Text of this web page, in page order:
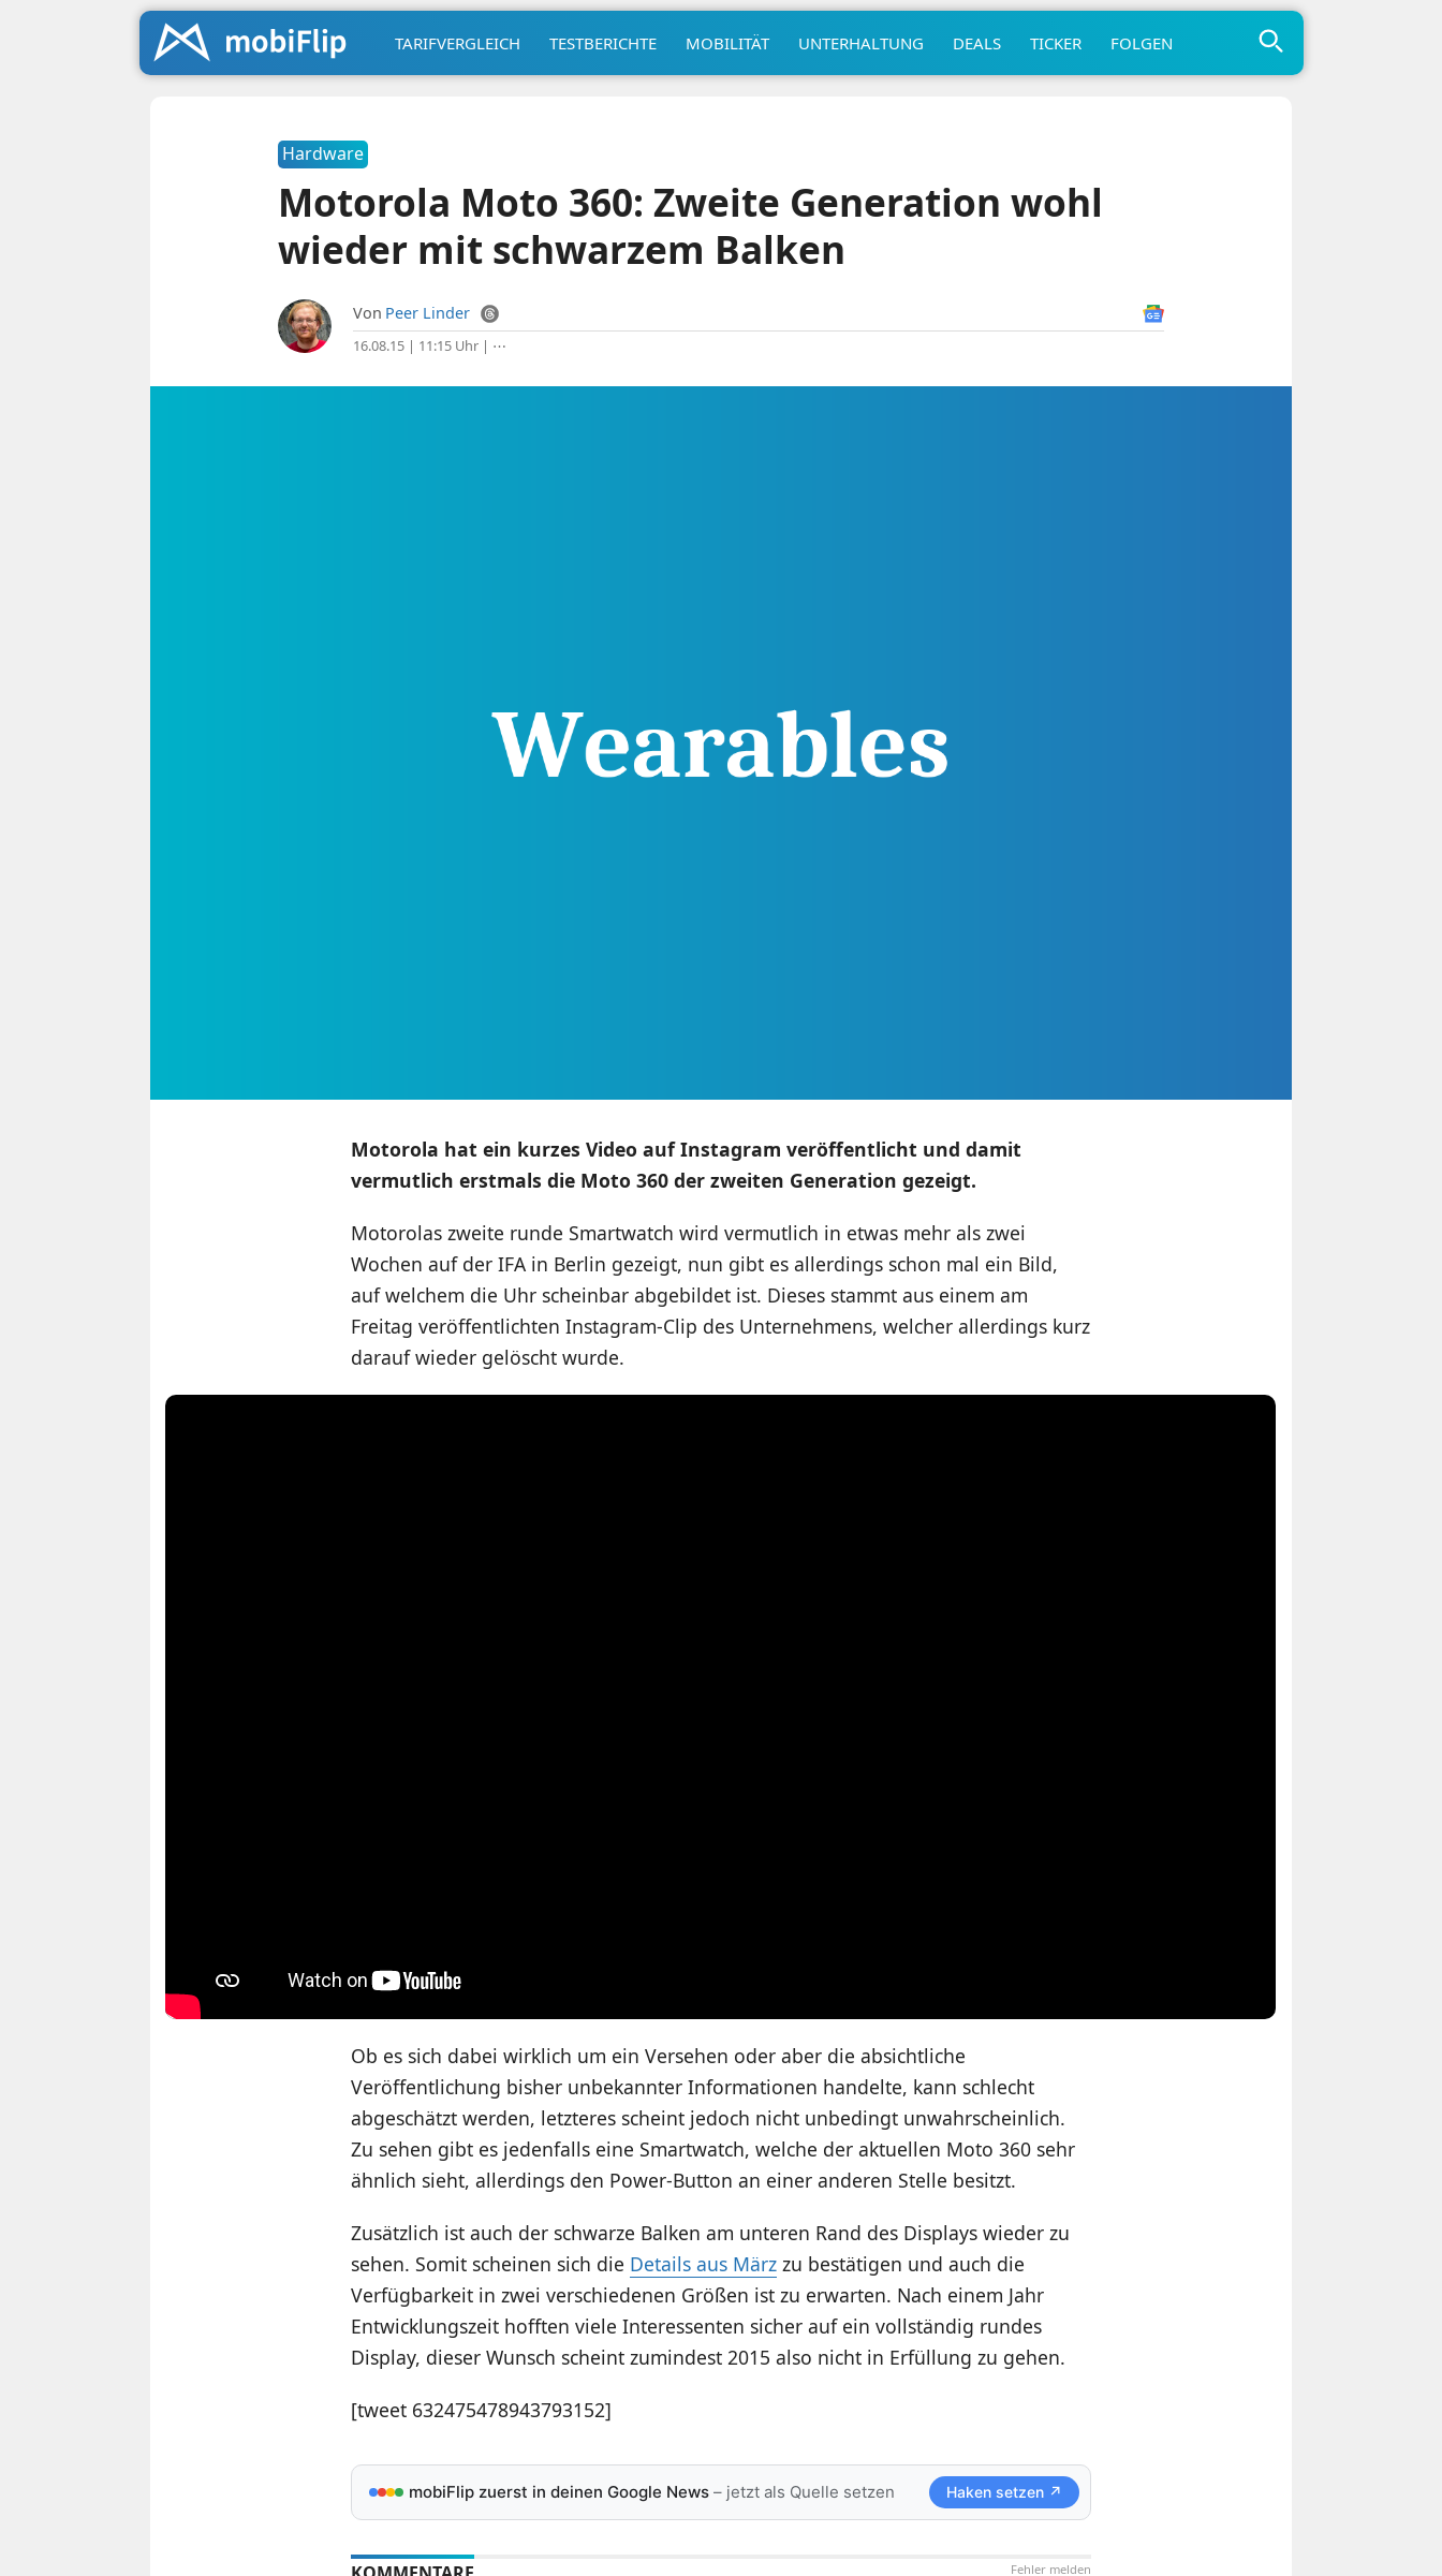
TARIFVERGLEICH TESTBERICHTE MOBILITÄT UNTERHALTUNG DEALS TICKER FOLGEN
Hardware
Motorola Moto 360: Zweite Generation wohl
wieder mit schwarzem Balken
Von Peer Linder
16.08.15 | 11:15 Uhr| ⋯
Motorola hat ein kurzes Video auf Instagram veröffentlicht und damit
vermutlich erstmals die Moto 360 der zweiten Generation gezeigt.
Motorolas zweite runde Smartwatch wird vermutlich in etwas mehr als zwei
Wochen auf der IFA in Berlin gezeigt, nun gibt es allerdings schon mal ein Bild,
auf welchem die Uhr scheinbar abgebildet ist. Dieses stammt aus einem am
Freitag veröffentlichten Instagram-Clip des Unternehmens, welcher allerdings kurz
darauf wieder gelöscht wurde.
Ob es sich dabei wirklich um ein Versehen oder aber die absichtliche
Veröffentlichung bisher unbekannter Informationen handelte, kann schlecht
abgeschätzt werden, letzteres scheint jedoch nicht unbedingt unwahrscheinlich.
Zu sehen gibt es jedenfalls eine Smartwatch, welche der aktuellen Moto 360 sehr
ähnlich sieht, allerdings den Power-Button an einer anderen Stelle besitzt.
Zusätzlich ist auch der schwarze Balken am unteren Rand des Displays wieder zu
sehen. Somit scheinen sich die Details aus Märzzu bestätigen und auch die
Verfügbarkeit in zwei verschiedenen Größen ist zu erwarten. Nach einem Jahr
Entwicklungszeit hofften viele Interessenten sicher auf ein vollständig rundes
Display, dieser Wunsch scheint zumindest 2015 also nicht in Erfüllung zu gehen.
[tweet 632475478943793152]
mobiFlip zuerst in deinen Google News– jetzt als Quelle setzen Haken setzen ↗
Fehler melden